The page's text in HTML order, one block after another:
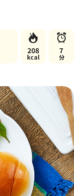
208
kcal
7
分